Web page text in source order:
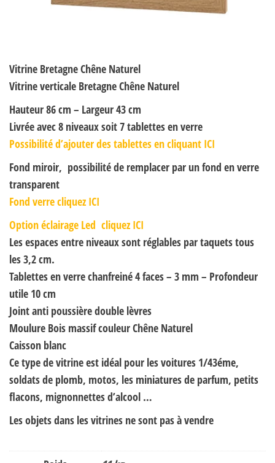
Vitrine Bretagne Chêne Naturel
Vitrine verticale Bretagne Chêne Naturel
Hauteur 86 cm – Largeur 43 cm
Livrée avec 8 niveaux soit 7 tablettes en verre
Possibilité d’ajouter des tablettes en cliquant ICI
Fond miroir, possibilité de remplacer par un fond en verre
transparent
Fond verre cliquez ICI
Option éclairage Led cliquez ICI
Les espaces entre niveaux sont réglables par taquets tous
les 3,2 cm.
Tablettes en verre chanfreiné 4 faces – 3 mm – Profondeur
utile 10 cm
Joint anti poussière double lèvres
Moulure Bois massif couleur Chêne Naturel
Caisson blanc
Ce type de vitrine est idéal pour les voitures 1/43éme,
soldats de plomb, motos, les miniatures de parfum, petits
flacons, mignonnettes d’alcool …
Les objets dans les vitrines ne sont pas à vendre